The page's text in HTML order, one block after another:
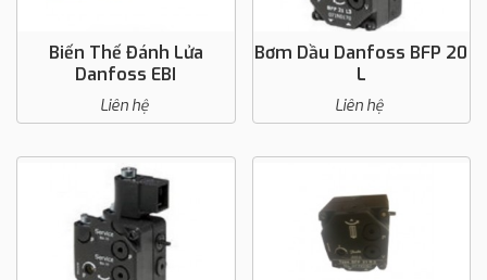
Biến Thế Đánh Lửa
Danfoss EBI
Liên hệ
Bơm Dầu Danfoss BFP 20
L
Liên hệ